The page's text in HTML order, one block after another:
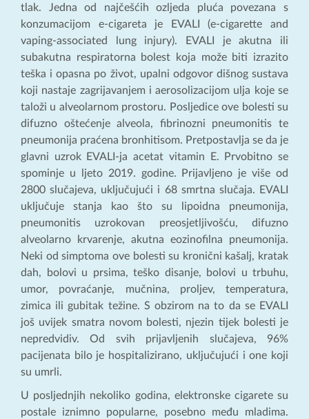
tlak. Jedna od najčešćih ozljeda pluća povezana s
konzumacijom e-cigareta je EVALI (e-cigarette and
vaping-associated lung injury). EVALI je akutna ili
subakutna respiratorna bolest koja može biti izrazito
teška i opasna po život, upalni odgovor dišnog sustava
koji nastaje zagrijavanjem i aerosolizacijom ulja koje se
taloži u alveolarnom prostoru. Posljedice ove bolesti su
difuzno oštećenje alveola, fibrinozni pneumonitis te
pneumonija praćena bronhitisom. Pretpostavlja se da je
glavni uzrok EVALI-ja acetat vitamin E. Prvobitno se
spominje u ljeto 2019. godine. Prijavljeno je više od
2800 slučajeva, uključujući i 68 smrtna slučaja. EVALI
uključuje stanja kao što su lipoidna pneumonija,
pneumonitis uzrokovan preosjetljivošću, difuzno
alveolarno krvarenje, akutna eozinofilna pneumonija.
Neki od simptoma ove bolesti su kronični kašalj, kratak
dah, bolovi u prsima, teško disanje, bolovi u trbuhu,
umor, povraćanje, mučnina, proljev, temperatura,
zimica ili gubitak težine. S obzirom na to da se EVALI
još uvijek smatra novom bolesti, njezin tijek bolesti je
nepredvidiv. Od svih prijavljenih slučajeva, 96%
pacijenata bilo je hospitalizirano, uključujući i one koji
su umrli.
U posljednjih nekoliko godina, elektronske cigarete su
postale iznimno popularne, posebno među mladima.